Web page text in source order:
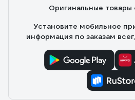
Оригинальные товары
Установите мобильное
информация по заказам